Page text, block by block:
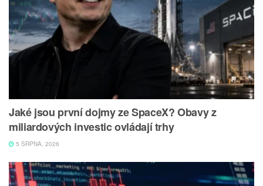
Jaké jsou první dojmy ze SpaceX? Obavy z
miliardových investic ovládají trhy
5 SRPNA, 2026